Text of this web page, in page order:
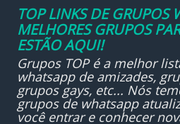
TOP LINKS DE GRUPOS
MELHORES GRUPOS
ESTÃO AQUI!
Grupos TOP é a melhor
whatsapp de amizades,
grupos gays, etc... Nós
grupos de whatsapp
você entrar e conhecer